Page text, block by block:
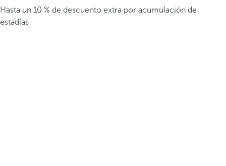
Hasta un 10 % de descuento extra por acumulación de
estadías